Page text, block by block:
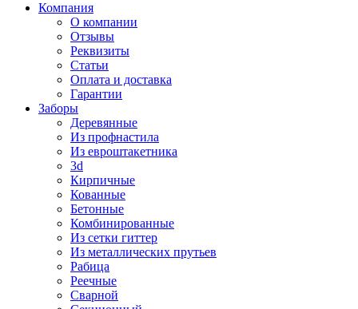
Компания
О компании
Отзывы
Реквизиты
Статьи
Оплата и доставка
Гарантии
Заборы
Деревянные
Из профнастила
Из евроштакетника
3d
Кирпичные
Кованные
Бетонные
Комбинированные
Из сетки гиттер
Из металлических прутьев
Рабица
Реечные
Сварной